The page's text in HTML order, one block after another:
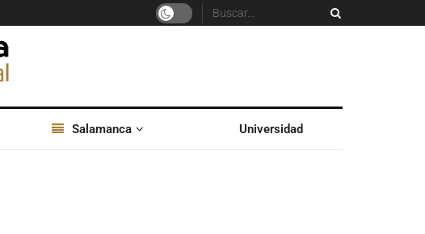
Salamanca Universidad